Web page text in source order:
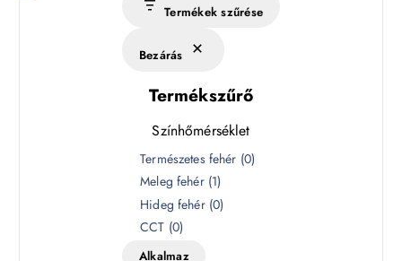
Termékek szűrése
Bezárás
Termékszűrő
Színhőmérséklet
Természetes fehér (0)
Meleg fehér (1)
Hideg fehér (0)
CCT (0)
Alkalmaz